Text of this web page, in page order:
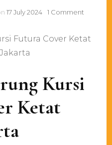
17 July 2024 1 Comment
Kursi
Jakarta
Kursi
Ketat